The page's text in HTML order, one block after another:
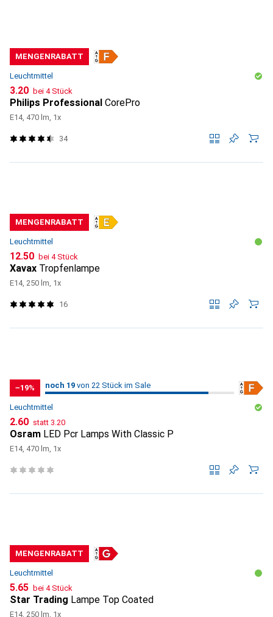
MENGENRABATT
Leuchtmittel
CHF
3.20 bei 4 Stück
Philips Professional CorePro
E14, 470 lm, 1x
34
MENGENRABATT
Leuchtmittel
CHF
12.50 bei 4 Stück
Xavax Tropfenlampe
E14, 250 lm, 1x
16
−19% 19 / 22
19 / 22 im Sale
noch 19 von 22 Stück im Sale
Leuchtmittel
CHF
2.60 statt CHF
3.20
Osram LED Pcr Lamps With Classic P
E14, 470 lm, 1x
MENGENRABATT
Leuchtmittel
CHF
5.65 bei 4 Stück
Star Trading Lampe Top Coated
E14, 250 lm, 1x